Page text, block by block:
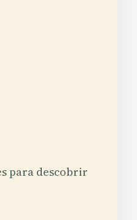
para descobrir